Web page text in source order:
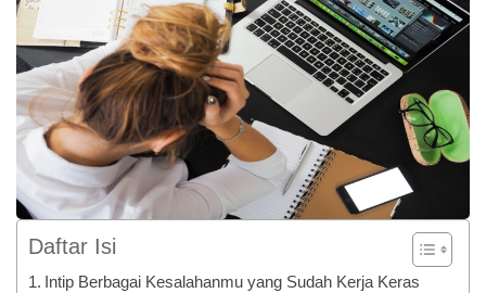
Daftar Isi
Intip Berbagai Kesalahanmu yang Sudah Kerja Keras